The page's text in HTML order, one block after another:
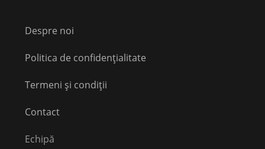
Despre noi
Politica de confidențialitate
Termeni și condiții
Contact
Echipă